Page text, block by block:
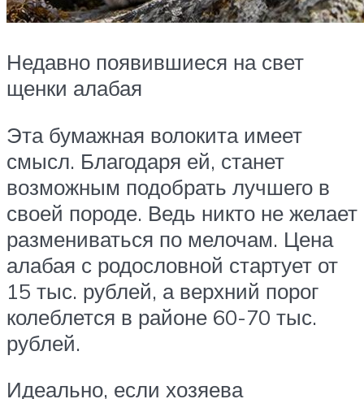
Недавно появившиеся на свет
щенки алабая
Эта бумажная волокита имеет
смысл. Благодаря ей, станет
возможным подобрать лучшего в
своей породе. Ведь никто не желает
размениваться по мелочам. Цена
алабая с родословной стартует от
15 тыс. рублей, а верхний порог
колеблется в районе 60-70 тыс.
рублей.
Идеально, если хозяева